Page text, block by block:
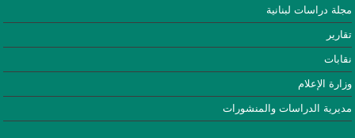
مجلة دراسات لبنانية
تقارير
نقابات
وزارة الإعلام
مديرية الدراسات والمنشورات